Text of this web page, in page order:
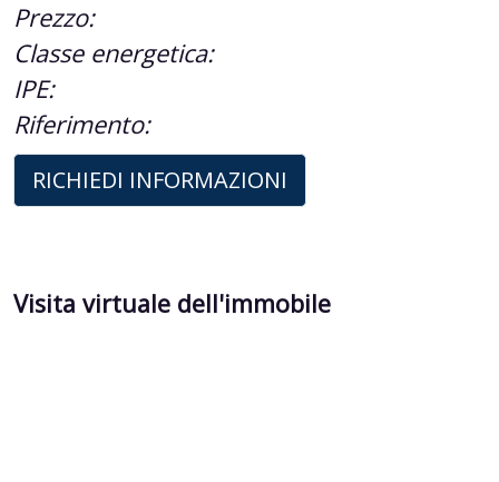
Prezzo:
Classe energetica:
IPE:
Riferimento:
RICHIEDI INFORMAZIONI
Visita virtuale dell'immobile